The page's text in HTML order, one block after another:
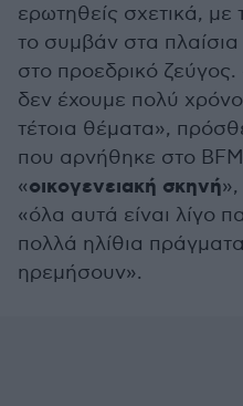
ερωτηθείς σχετικά, με
το συμβάν στα
στο προεδρικό
δεν έχουμε πολύ
τέτοια θέματα»,
που αρνήθηκε στο
«οικογενειακή σκηνή
«όλα αυτά είναι λίγο
πολλά ηλίθια
ηρεμήσουν».